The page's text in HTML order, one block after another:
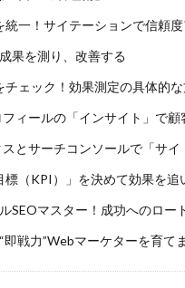
一！サイテーションで信頼
果を測り、改善する
チェック！効果測定の具体的
ィールの「インサイト」で顧
とサーチコンソールで「サ
標（KPI）」を決めて効果を追
SEOマスター！成功へのロー
戦力”Webマーケターを育て